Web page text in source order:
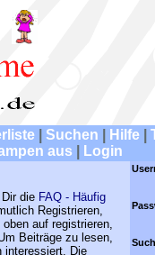
Suchen Hilfe
aus
Login
die FAQ - Häufig
Registrieren,
auf registrieren,
Beiträge zu lesen,
interessiert. Die